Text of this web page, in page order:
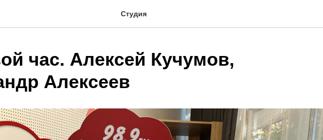
Студия
час. Алексей Кучумов,
Алексеев